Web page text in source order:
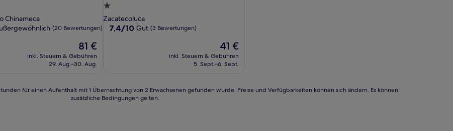
Chinameca
(20 Bewertungen)
Der
Preis
beträgt
81 €
inkl. Steuern & Gebühren
29. Aug.–30. Aug.
1.0-
Stern-
Unterkunft
Zacatecoluca
7.4
7,4/10 Gut (3 Bewertungen)
Der
Preis
beträgt
41 €
inkl. Steuern & Gebühren
5. Sept.–6. Sept.
für einen Aufenthalt mit 1 Übernachtung von 2 Erwachsenen gefunden wurde. Preise und Verfügbarkeiten können sich ändern. Es können
zusätzliche Bedingungen gelten.